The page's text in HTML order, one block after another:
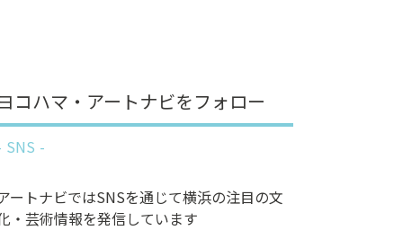
コハマ・アートナビをフォロー
SNS
ートナビではSNSを通じて横浜の注目の文
・芸術情報を発信しています